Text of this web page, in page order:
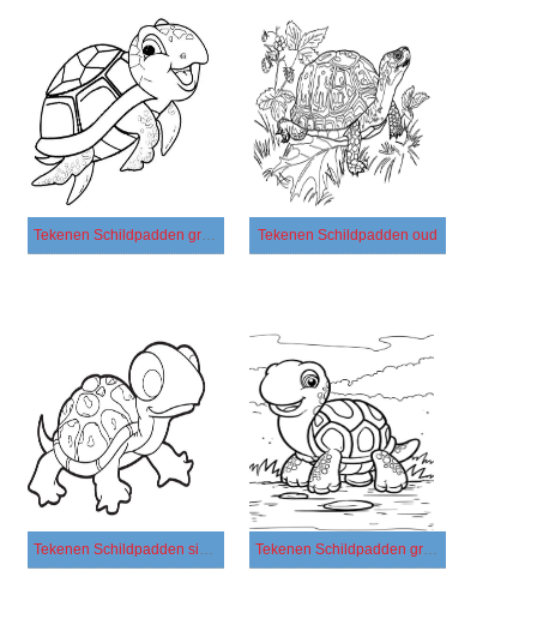
Tekenen Schildpadden gratis Tekenen Schildpadden oud
Tekenen Schildpadden simpel Tekenen Schildpadden gratis voor kinderen